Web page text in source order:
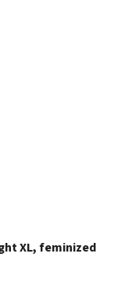
XL, feminized